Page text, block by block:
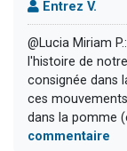
Entrez V.
@Lucia Miriam
l'histoire de
consignée dans
ces
dans la pomme
commentaire